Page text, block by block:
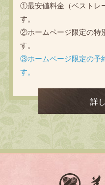
①最安値料金（ベストレ
す。
②ホームページ限定の特
す。
③ホームページ限定の予
す。
詳